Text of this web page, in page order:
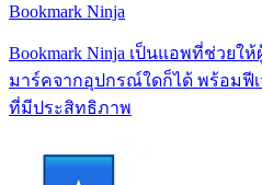
Bookmark Ninja
Bookmark Ninja เป็นแอพที่ช่วยใ
มาร์คจากอุปกรณ์ใดก็ได้ พร้อมฟี
ที่มีประสิทธิภาพ